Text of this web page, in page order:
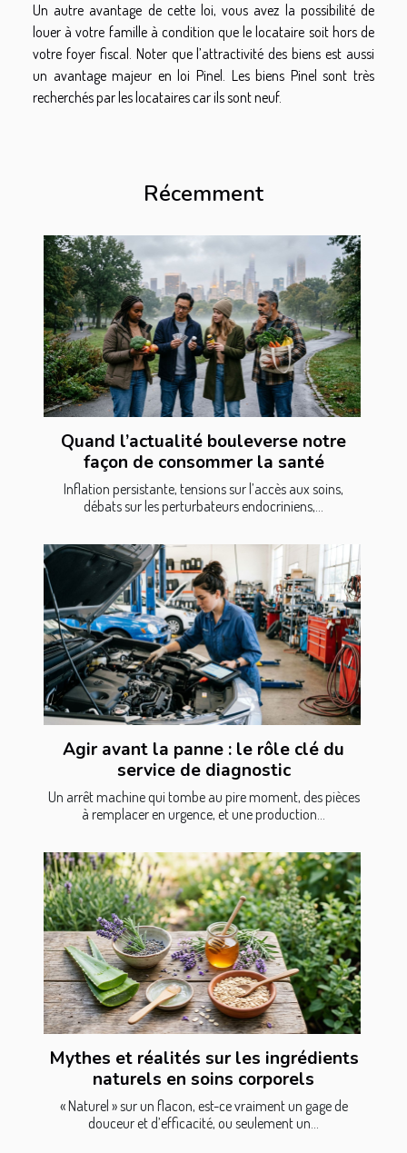
Un autre avantage de cette loi, vous avez la possibilité de
louer à votre famille à condition que le locataire soit hors de
votre foyer fiscal. Noter que l’attractivité des biens est aussi
un avantage majeur en loi Pinel. Les biens Pinel sont très
recherchés par les locataires car ils sont neuf.
Récemment
Quand l’actualité bouleverse notre
façon de consommer la santé
Inflation persistante, tensions sur l’accès aux soins,
débats sur les perturbateurs endocriniens,...
Agir avant la panne : le rôle clé du
service de diagnostic
Un arrêt machine qui tombe au pire moment, des pièces
à remplacer en urgence, et une production...
Mythes et réalités sur les ingrédients
naturels en soins corporels
« Naturel » sur un flacon, est-ce vraiment un gage de
douceur et d’efficacité, ou seulement un...